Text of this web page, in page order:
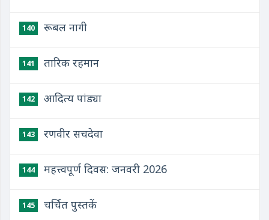
140 रूबल नागी
141 तारिक रहमान
142 आदित्य पांड्या
143 रणवीर सचदेवा
144 महत्त्वपूर्ण दिवस: जनवरी 2026
145 चर्चित पुस्तकें